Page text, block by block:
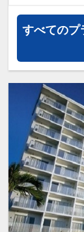
【連泊す
連泊の場
２泊目よ
円引
※他の割
※割引適
ーからお
「空室照
さい。
※宿泊期
※他の割
※割引適
ーからお
「空室照
さい。
【６０日
割引がご
ご宿泊の
ると
１泊につ
※早期申
すべてのプ